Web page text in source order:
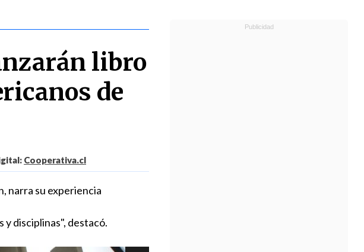
libro
de
Cooperativa.cl
narra su experiencia
disciplinas", destacó.